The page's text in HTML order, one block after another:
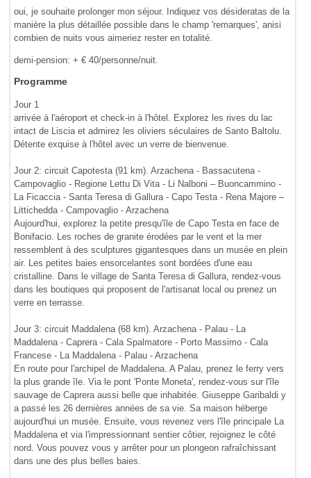
oui, je souhaite prolonger mon séjour. Indiquez vos désideratas de la
manière la plus détaillée possible dans le champ 'remarques', anisi
combien de nuits vous aimeriez rester en totalité.
demi-pension: + € 40/personne/nuit.
Programme
Jour 1
arrivée à l'aéroport et check-in à l'hôtel. Explorez les rives du lac
intact de Liscia et admirez les oliviers séculaires de Santo Baltolu.
Détente exquise à l'hôtel avec un verre de bienvenue.
Jour 2: circuit Capotesta (91 km). Arzachena - Bassacutena -
Campovaglio - Regione Lettu Di Vita - Li Nalboni – Buoncammino -
La Ficaccia - Santa Teresa di Gallura - Capo Testa - Rena Majore –
Littichedda - Campovaglio - Arzachena
Aujourd'hui, explorez la petite presqu'île de Capo Testa en face de
Bonifacio. Les roches de granite érodées par le vent et la mer
ressemblent à des sculptures gigantesques dans un musée en plein
air. Les petites baies ensorcelantes sont bordées d'une eau
cristalline. Dans le village de Santa Teresa di Gallura, rendez-vous
dans les boutiques qui proposent de l'artisanat local ou prenez un
verre en terrasse.
Jour 3: circuit Maddalena (68 km). Arzachena - Palau - La
Maddalena - Caprera - Cala Spalmatore - Porto Massimo - Cala
Francese - La Maddalena - Palau - Arzachena
En route pour l'archipel de Maddalena. A Palau, prenez le ferry vers
la plus grande île. Via le pont 'Ponte Moneta', rendez-vous sur l'île
sauvage de Caprera aussi belle que inhabitée. Giuseppe Garibaldi y
a passé les 26 dernières années de sa vie. Sa maison héberge
aujourd'hui un musée. Ensuite, vous revenez vers l'île principale La
Maddalena et via l'impressionnant sentier côtier, rejoignez le côté
nord. Vous pouvez vous y arrêter pour un plongeon rafraîchissant
dans une des plus belles baies.